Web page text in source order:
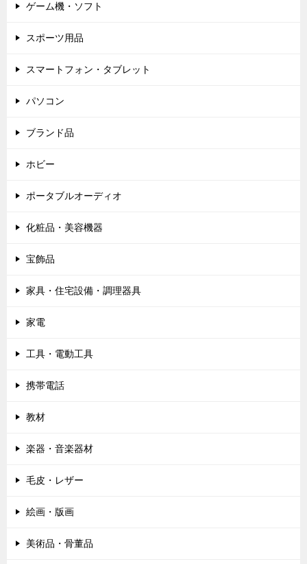
ゲーム機・ソフト
スポーツ用品
スマートフォン・タブレット
パソコン
ブランド品
ホビー
ポータブルオーディオ
化粧品・美容機器
宝飾品
家具・住宅設備・調理器具
家電
工具・電動工具
携帯電話
教材
楽器・音楽器材
毛皮・レザー
絵画・版画
美術品・骨董品